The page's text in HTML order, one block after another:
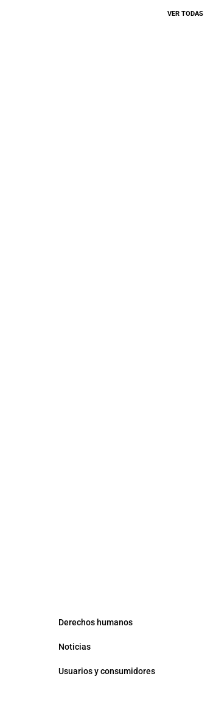
VER TODAS
Derechos humanos
Noticias
Usuarios y consumidores